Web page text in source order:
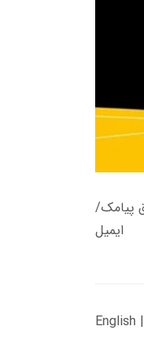
کتاب های 500 هزار تومانی حداکثر 12 ساعت از طریق پیامک/
ایمیل
English